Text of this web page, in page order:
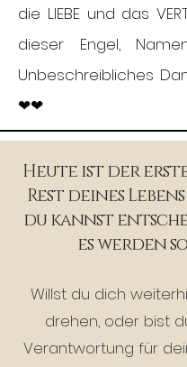
die LIEBE und das
dieser Engel,
Unbeschreibliches
❤❤
Heute ist der
Rest deines
du kannst
es werden
Willst du dich
drehen, oder bist
Verantwortung für